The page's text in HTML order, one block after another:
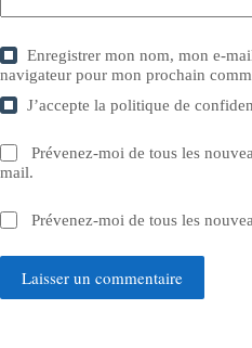
Enregistrer mon nom, mon e-
navigateur pour mon prochain
J’accepte lapolitique de
Prévenez-moi de tous les
mail.
Prévenez-moi de tous les
Laisser un commentaire